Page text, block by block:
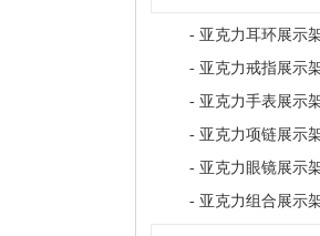
- 亚克力耳环展示
- 亚克力戒指展示
- 亚克力手表展示
- 亚克力项链展示
- 亚克力眼镜展示
- 亚克力组合展示